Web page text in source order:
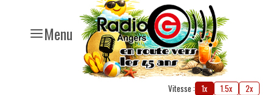
Menu
Vitesse : 1x 1.5x 2x